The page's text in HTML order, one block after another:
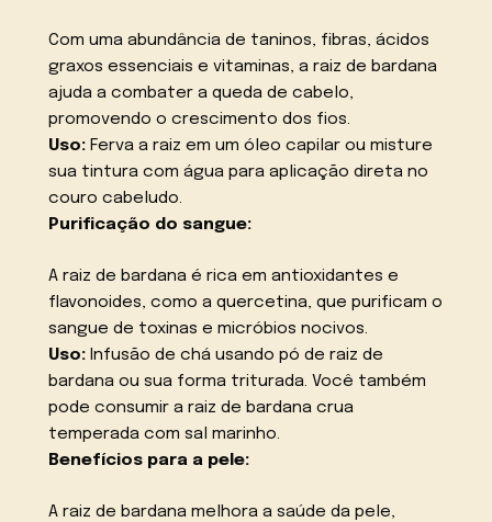
Com uma abundância de taninos, fibras, ácidos
graxos essenciais e vitaminas, a raiz de bardana
ajuda a combater a queda de cabelo,
promovendo o crescimento dos fios.
Uso: Ferva a raiz em um óleo capilar ou misture
sua tintura com água para aplicação direta no
couro cabeludo.
Purificação do sangue:
A raiz de bardana é rica em antioxidantes e
flavonoides, como a quercetina, que purificam o
sangue de toxinas e micróbios nocivos.
Uso: Infusão de chá usando pó de raiz de
bardana ou sua forma triturada. Você também
pode consumir a raiz de bardana crua
temperada com sal marinho.
Benefícios para a pele:
A raiz de bardana melhora a saúde da pele,